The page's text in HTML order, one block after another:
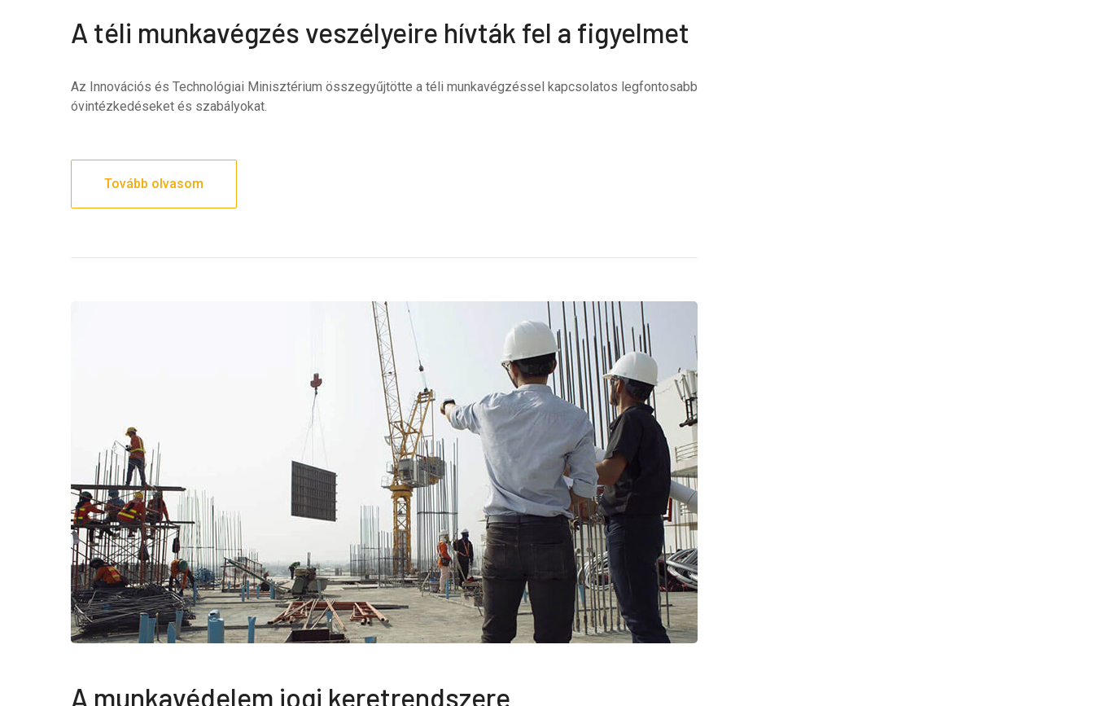
A téli munkavégzés veszélyeire hívták fel a figyelmet
Az Innovációs és Technológiai Minisztérium összegyűjtötte a téli munkavégzéssel kapcsolatos legfontosabb
óvintézkedéseket és szabályokat.
Tovább olvasom
A munkavédelem jogi keretrendszere